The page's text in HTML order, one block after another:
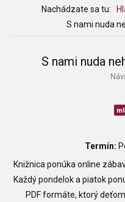
Nachádzate sa tu:
S nami nuda
S nami nuda
Termín:
Knižnica ponúka online
Každý pondelok a piatok
PDF formáte, ktorý